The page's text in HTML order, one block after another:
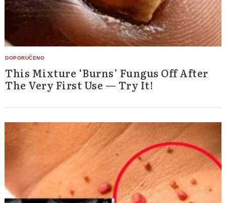
This Mixture ‘Burns’ Fungus Off After
The Very First Use — Try It!